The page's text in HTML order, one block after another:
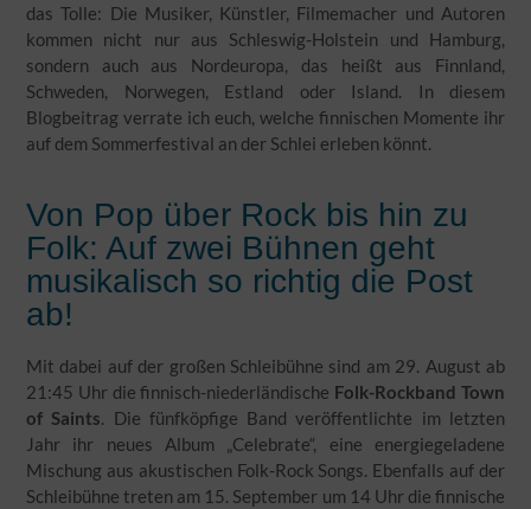
das Tolle: Die Musiker, Künstler, Filmemacher und Autoren
kommen nicht nur aus Schleswig-Holstein und Hamburg,
sondern auch aus Nordeuropa, das heißt aus Finnland,
Schweden, Norwegen, Estland oder Island. In diesem
Blogbeitrag verrate ich euch, welche finnischen Momente ihr
auf dem Sommerfestival an der Schlei erleben könnt.
Von Pop über Rock bis hin zu
Folk: Auf zwei Bühnen geht
musikalisch so richtig die Post
ab!
Mit dabei auf der großen Schleibühne sind am 29. August ab
21:45 Uhr die finnisch-niederländische Folk-Rockband Town
of Saints. Die fünfköpfige Band veröffentlichte im letzten
Jahr ihr neues Album „Celebrate“, eine energiegeladene
Mischung aus akustischen Folk-Rock Songs. Ebenfalls auf der
Schleibühne treten am 15. September um 14 Uhr die finnische